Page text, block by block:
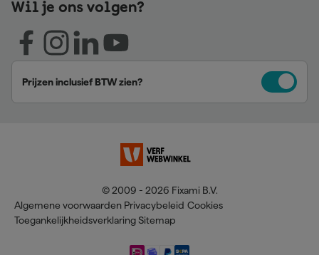
Wil je ons volgen?
Prijzen inclusief BTW zien?
© 2009 - 2026 Fixami B.V.
Algemene voorwaarden Privacybeleid Cookies
Toegankelijkheidsverklaring Sitemap